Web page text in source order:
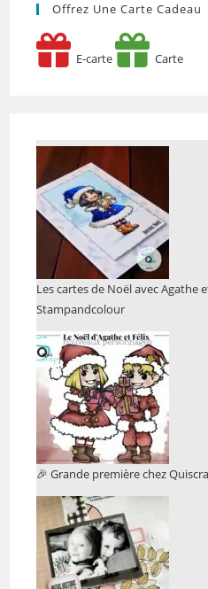
Offrez Une Carte Cadeau
E-carte Carte
Les cartes de Noël avec Agathe
Stampandcolour
🎉 Grande première chez